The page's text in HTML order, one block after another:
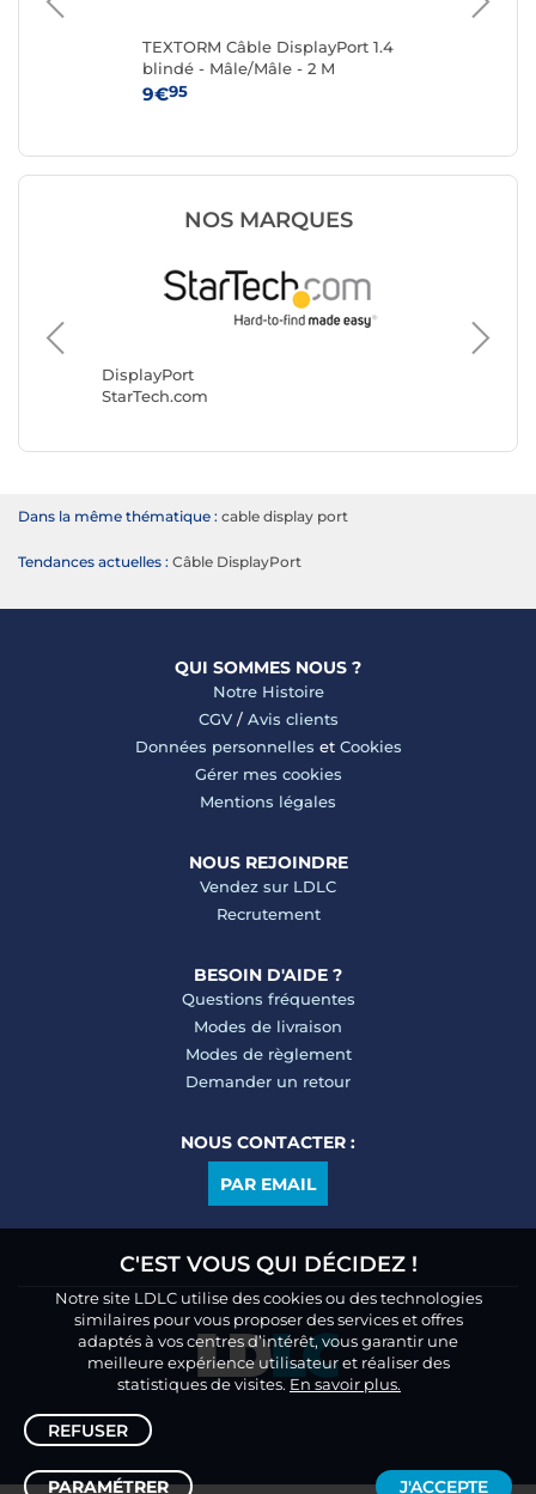
TEXTORM Câble DisplayPort 1.4
blindé - Mâle/Mâle - 2 M
9€95
NOS MARQUES
DisplayPort
StarTech.com
Goobay
Dans la même thématique : cable display port
Tendances actuelles : Câble DisplayPort
QUI SOMMES NOUS ?
Notre Histoire
CGV/ Avis clients
Données personnelles et Cookies
Gérer mes cookies
Mentions légales
NOUS REJOINDRE
Vendez sur LDLC
Recrutement
BESOIN D'AIDE ?
Questions fréquentes
Modes de livraison
Modes de règlement
Demander un retour
NOUS CONTACTER :
PAR EMAIL
C'EST VOUS QUI DÉCIDEZ !
Notre site LDLC utilise des cookies ou des technologies
similaires pour vous proposer des services et offres
adaptés à vos centres d’intérêt, vous garantir une
meilleure expérience utilisateur et réaliser des
statistiques de visites. En savoir plus.
REFUSER
PARAMÉTRER J'ACCEPTE